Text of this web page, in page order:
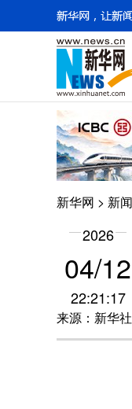
新华网 > 新闻
2026
04/12
22:21:17
来源：新华社